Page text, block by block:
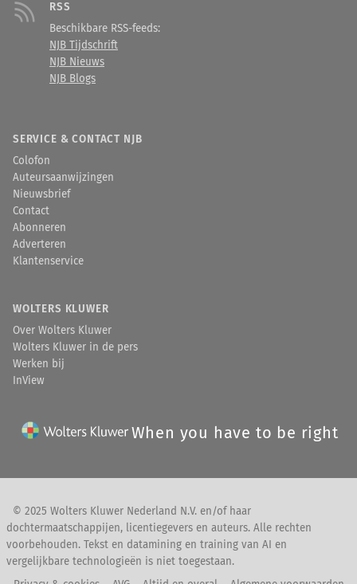
RSS
Beschikbare RSS-feeds:
NJB Tijdschrift
NJB Nieuws
NJB Blogs
SERVICE & CONTACT NJB
Colofon
Auteursaanwijzingen
Nieuwsbrief
Contact
Abonneren
Adverteren
Klantenservice
WOLTERS KLUWER
Over Wolters Kluwer
Wolters Kluwer in de pers
Werken bij
InView
When you have to be right
© 2025 Wolters Kluwer Nederland N.V. en/of haar
dochtermaatschappijen, licentiegevers en auteurs. Alle rechten
voorbehouden. Tekst en datamining en training van AI en
vergelijkbare technologieën is niet toegestaan.